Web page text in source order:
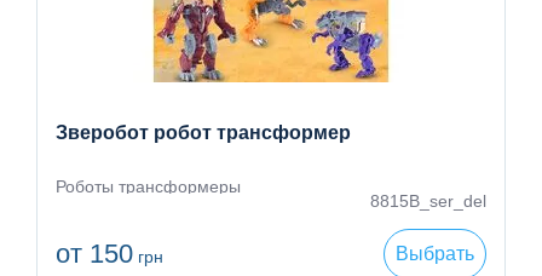
Зверобот робот трансформер
Роботы трансформеры
8815B_ser_del
от 150 грн Выбрать